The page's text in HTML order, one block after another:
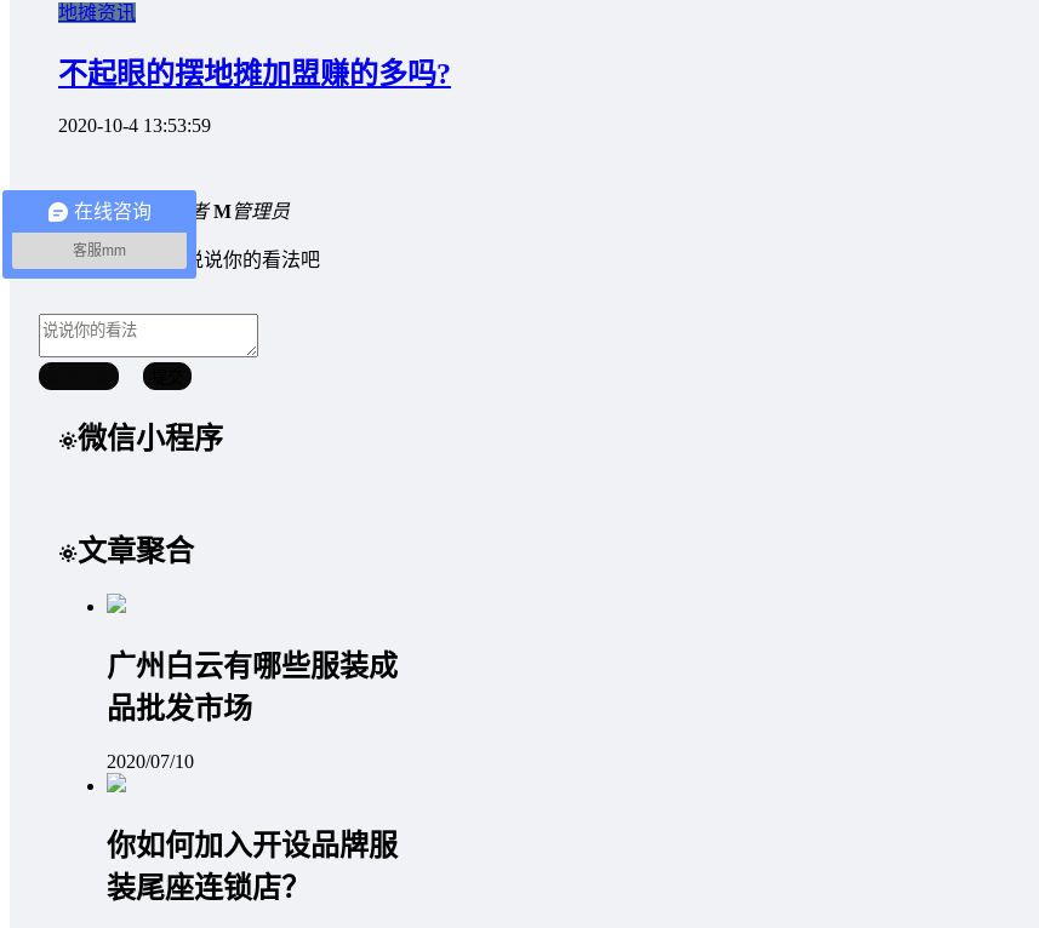
地摊资讯
不起眼的摆地摊加盟赚的多吗?
2020-10-4 13:53:59
0 条回复A文章作者 M管理员
暂无讨论，说说你的看法吧
微信小程序
文章聚合
广州白云有哪些服装成
品批发市场
2020/07/10
你如何加入开设品牌服
装尾座连锁店？
在线咨询
客服mm